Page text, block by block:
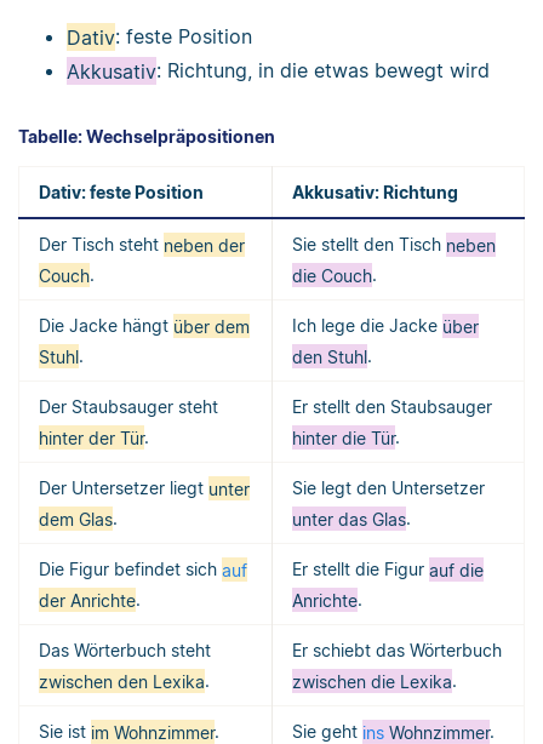
Dativ: feste Position
Akkusativ: Richtung, in die etwas bewegt wird
Tabelle: Wechselpräpositionen
Dativ: feste Position Akkusativ: Richtung
Der Tisch steht neben der
Couch.
Sie stellt den Tisch neben
die Couch.
Die Jacke hängt über dem
Stuhl.
Ich lege die Jacke über
den Stuhl.
Der Staubsauger steht
hinter der Tür.
Er stellt den Staubsauger
hinter die Tür.
Der Untersetzer liegt unter
dem Glas.
Sie legt den Untersetzer
unter das Glas.
Die Figur befindet sich auf
der Anrichte.
Er stellt die Figur auf die
Anrichte.
Das Wörterbuch steht
zwischen den Lexika.
Er schiebt das Wörterbuch
zwischen die Lexika.
Sie ist im Wohnzimmer. Sie geht ins Wohnzimmer.